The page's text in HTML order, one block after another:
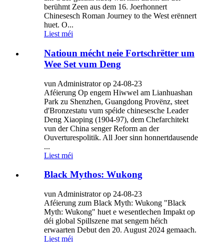
berühmt Zeen aus dem 16. Joerhonnert
Chinesesch Roman Journey to the West erënnert
huet. O...
Liest méi
Natioun mécht neie Fortschrëtter um
Wee Set vum Deng
vun Administrator op 24-08-23
Aféierung Op engem Hiwwel am Lianhuashan
Park zu Shenzhen, Guangdong Provënz, steet
d'Bronzestatu vum spéide chinesesche Leader
Deng Xiaoping (1904-97), dem Chefarchitekt
vun der China senger Reform an der
Ouverturespolitik. All Joer sinn honnertdausende
...
Liest méi
Black Mythos: Wukong
vun Administrator op 24-08-23
Aféierung zum Black Myth: Wukong "Black
Myth: Wukong" huet e wesentlechen Impakt op
déi global Spillszene mat sengem héich
erwaarten Debut den 20. August 2024 gemaach.
Liest méi